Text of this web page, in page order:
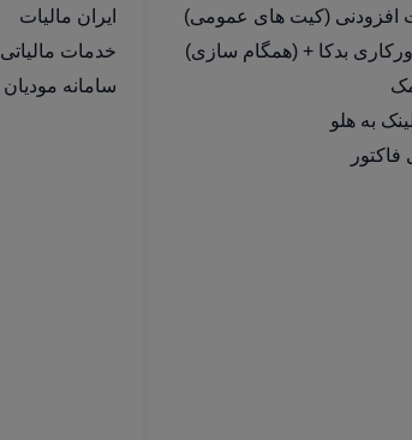
افزودنی (کیت های عمومی)
بدکا + (همگام سازی)
ایران مالیات
خدمات مالیاتی
سامانه مودیان